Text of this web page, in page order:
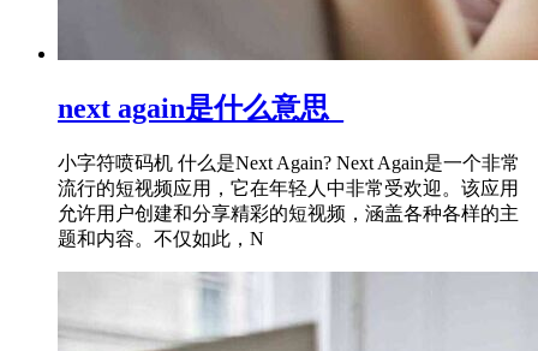
next again是什么意思_
小字符喷码机 什么是Next Again? Next Again是一个非常
流行的短视频应用，它在年轻人中非常受欢迎。该应用
允许用户创建和分享精彩的短视频，涵盖各种各样的主
题和内容。不仅如此，N